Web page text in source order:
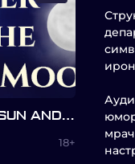
KEEPER OF THE SUN AND MOON
18+